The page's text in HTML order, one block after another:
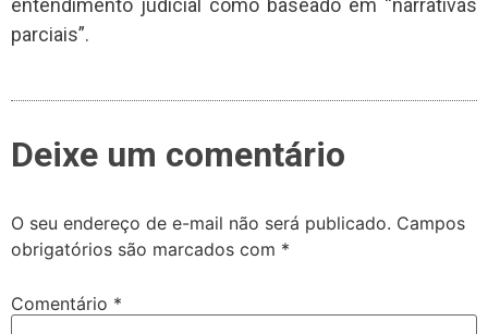
entendimento judicial como baseado em “narrativas
parciais”.
Deixe um comentário
O seu endereço de e-mail não será publicado. Campos
obrigatórios são marcados com *
Comentário *